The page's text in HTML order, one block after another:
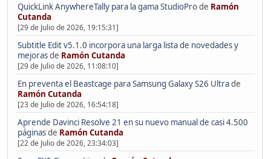
QuickLink AnywhereTally para la gama StudioProde Ramón
Cutanda
[29 de Julio de 2026, 19:15:31]
Subtitle Edit v5.1.0 incorpora una larga lista de novedades y
mejorasde Ramón Cutanda
[29 de Julio de 2026, 11:08:10]
En preventa el Beastcage para Samsung Galaxy S26 Ultrade
Ramón Cutanda
[23 de Julio de 2026, 16:54:18]
Aprende Davinci Resolve 21 en su nuevo manual de casi 4.500
páginasde Ramón Cutanda
[22 de Julio de 2026, 23:34:03]